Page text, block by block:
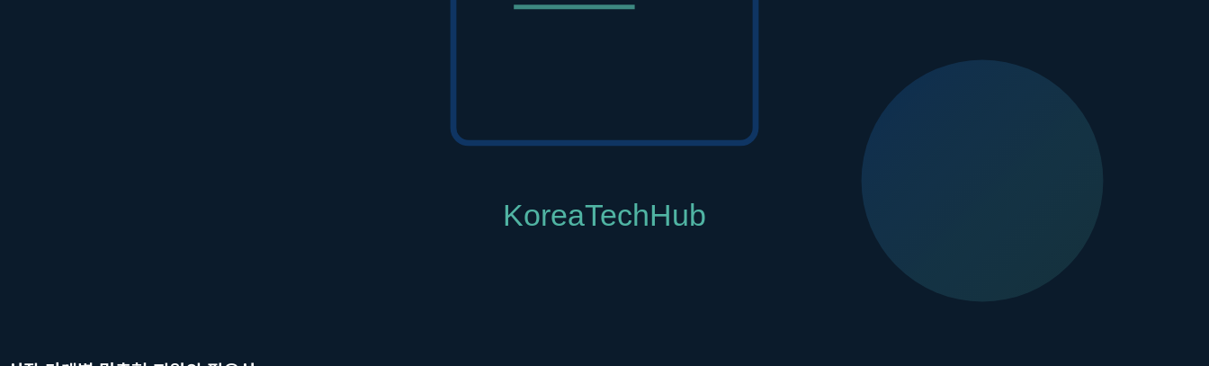
과거 스타트업 생태계에서 VC의 역할은 유망한 기업을 발굴하여 자본을 공급하는 '재무적 투자자'에 국한되는 경향이 있었습니다. 그러나 시장 경쟁이 치열해지고 기술의 복잡성이 증가함에 따라, 창업자
들은 생존과 성장을 위해 더 많은 것을 요구하기 시작했습니다. 단순한 자금(Dumb Money)이 아닌, 산업에 대한 깊은 통찰력, 폭넓은 네트워크, 경영 노하우, 후속 투자 유치 지원 등 비재무적 가치를 함
초기 스타트업은 자금 부족 외에도 수많은 도전에 직면합니다. 검증되지 않은 비즈니스 모델, 미성숙한 조직 구조, 시장 진입 전략의 부재, 핵심 인재 확보의 어려움 등이 대표적입니다. 이러한 문제들은 단
순히 자금만으로 해결할 수 없습니다. 경험 많은 파트너의 조언, 잠재 고객 및 파트너사 연결, 조직 문화 구축에 대한 멘토링이 절실히 필요합니다. 창업자들은 VC가 단순한 '감시자'가 아닌, 같은 배를 탄
'항해사'가 되어주기를 바랍니다. 이러한 요구에 부응하지 못하는 VC는 점차 시장에서 외면받고 있으며, 반대로 적극적인 파트너십을 구축하는 VC에게는 우수한 스타트업들이 먼저 문을 두드리는 선순환